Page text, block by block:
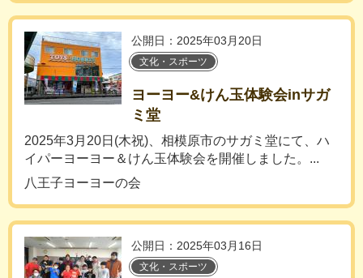
公開日：2025年03月20日
文化・スポーツ
ヨーヨー&けん玉体験会inサガ
ミ堂
2025年3月20日(木祝)、相模原市のサガミ堂にて、ハ
イパーヨーヨー＆けん玉体験会を開催しました。...
八王子ヨーヨーの会
公開日：2025年03月16日
文化・スポーツ